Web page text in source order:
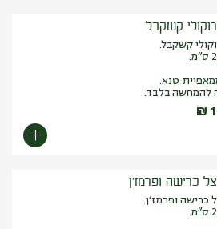
קשקבל
קשקבל.
טנא.
להמחשה בלבד.
₪
כרישה ופרמז׳ן
כרישה ופרמז׳ן.